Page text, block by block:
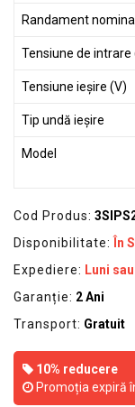
Randament nominal
Tensiune de intrare
Tensiune ieșire (V)
Tip undă ieșire
Model
Cod Produs:
Disponibilitate:
În
Expediere: Luni
Garanție: 2 Ani
Transport: Gratuit
10% reducere
Promoția expiră